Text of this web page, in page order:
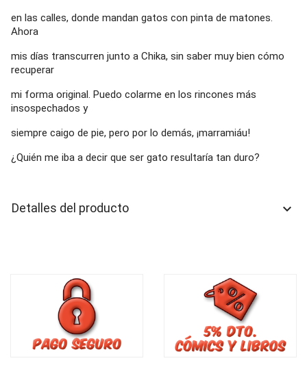
en las calles, donde mandan gatos con pinta de matones.
Ahora
mis días transcurren junto a Chika, sin saber muy bien cómo
recuperar
mi forma original. Puedo colarme en los rincones más
insospechados y
siempre caigo de pie, pero por lo demás, ¡marramiáu!
¿Quién me iba a decir que ser gato resultaría tan duro?
Detalles del producto keyboard_arrow_down